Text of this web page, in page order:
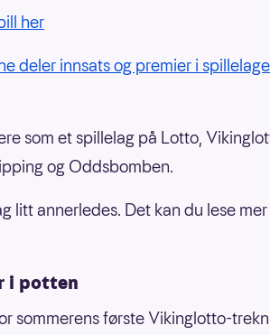
her
deler innsats og premier i
som et spillelag på Lotto,
og Oddsbomben.
litt annerledes. Det kan du lese
i potten
sommerens første Vikinglotto-